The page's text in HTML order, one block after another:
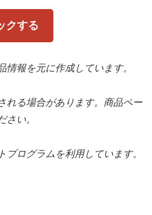
クする
報を元に作成しています。
れる場合があります。商品ペー
さい。
ログラムを利用しています。